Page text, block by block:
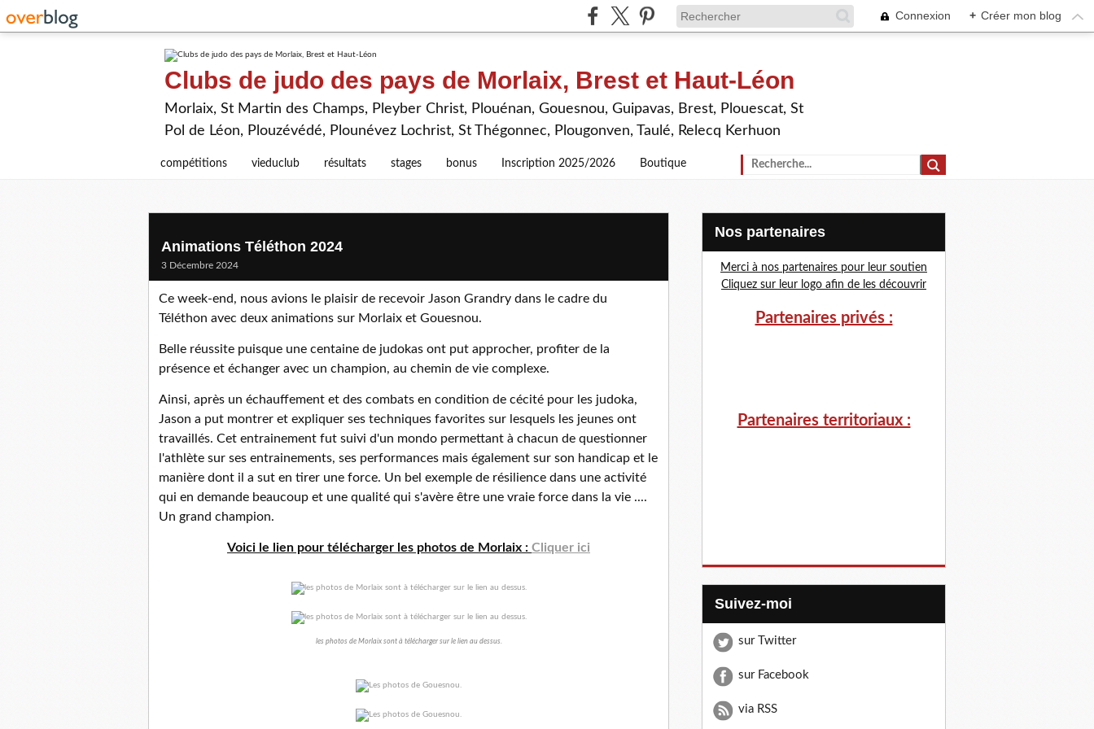
Connexion + Créer mon blog
Clubs de judo des pays de Morlaix, Brest et Haut-Léon
Morlaix, St Martin des Champs, Pleyber Christ, Plouénan, Gouesnou, Guipavas, Brest, Plouescat, St
Pol de Léon, Plouzévédé, Plounévez Lochrist, St Thégonnec, Plougonven, Taulé, Relecq Kerhuon
compétitions vieduclub résultats stages bonus Inscription 2025/2026 Boutique
Animations Téléthon 2024
3 Décembre 2024
Ce week-end, nous avions le plaisir de recevoir Jason Grandry dans le cadre du
Téléthon avec deux animations sur Morlaix et Gouesnou.
Belle réussite puisque une centaine de judokas ont put approcher, profiter de la
présence et échanger avec un champion, au chemin de vie complexe.
Ainsi, après un échauffement et des combats en condition de cécité pour les judoka,
Jason a put montrer et expliquer ses techniques favorites sur lesquels les jeunes ont
travaillés. Cet entrainement fut suivi d'un mondo permettant à chacun de questionner
l'athlète sur ses entrainements, ses performances mais également sur son handicap et le
manière dont il a sut en tirer une force. Un bel exemple de résilience dans une activité
qui en demande beaucoup et une qualité qui s'avère être une vraie force dans la vie ....
Un grand champion.
Voici le lien pour télécharger les photos de Morlaix : Cliquer ici
les photos de Morlaix sont à télécharger sur le lien au dessus.
Nos partenaires
Merci à nos partenaires pour leur soutien
Cliquez sur leur logo afin de les découvrir
Partenaires privés :
Partenaires territoriaux :
Suivez-moi
sur Twitter
sur Facebook
via RSS